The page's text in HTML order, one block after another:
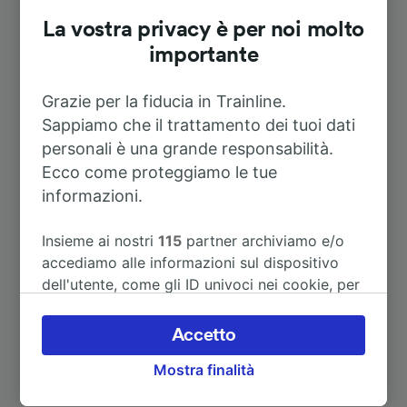
A Aeroporto Parigi Charles de
6h 27m
A Paris Bercy Bourgogne-Pays
d’Auvergne
A Cravant-Bazarnes
La vostra privacy è per noi molto
importante
Grazie per la fiducia in Trainline.
Sappiamo che il trattamento dei tuoi dati
personali è una grande responsabilità.
Ecco come proteggiamo le tue
informazioni.
Insieme ai nostri115 partner archiviamo e/o
accediamo alle informazioni sul dispositivo
dell'utente, come gli ID univoci nei cookie, per
accettare o gestire le proprie scelte facendo
clic di seguito, tra cui il proprio diritto di
opporsi sulla base di un interesse legittimo o
Mostra finalità
Accetto